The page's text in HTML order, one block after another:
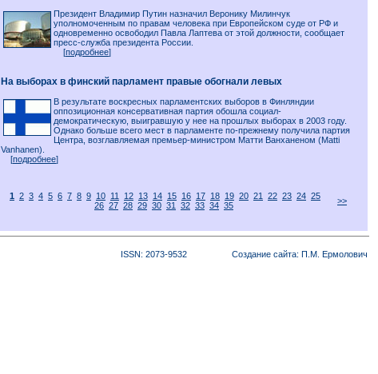
Президент Владимир Путин назначил Веронику Милинчук
уполномоченным по правам человека при Европейском суде от РФ и
одновременно освободил Павла Лаптева от этой должности, сообщает
пресс-служба президента России.
[подробнее]
На выборах в финский парламент правые обогнали левых
В результате воскресных парламентских выборов в Финляндии
оппозиционная консервативная партия обошла социал-
демократическую, выигравшую у нее на прошлых выборах в 2003 году.
Однако больше всего мест в парламенте по-прежнему получила партия
Центра, возглавляемая премьер-министром Матти Ванханеном (Matti
Vanhanen).
[подробнее]
1 2 3 4 5 6 7 8 9 10 11 12 13 14 15 16 17 18 19 20 21 22 23 24 25
26 27 28 29 30 31 32 33 34 35 >>
ISSN: 2073-9532 Создание сайта: П.М. Ермолович